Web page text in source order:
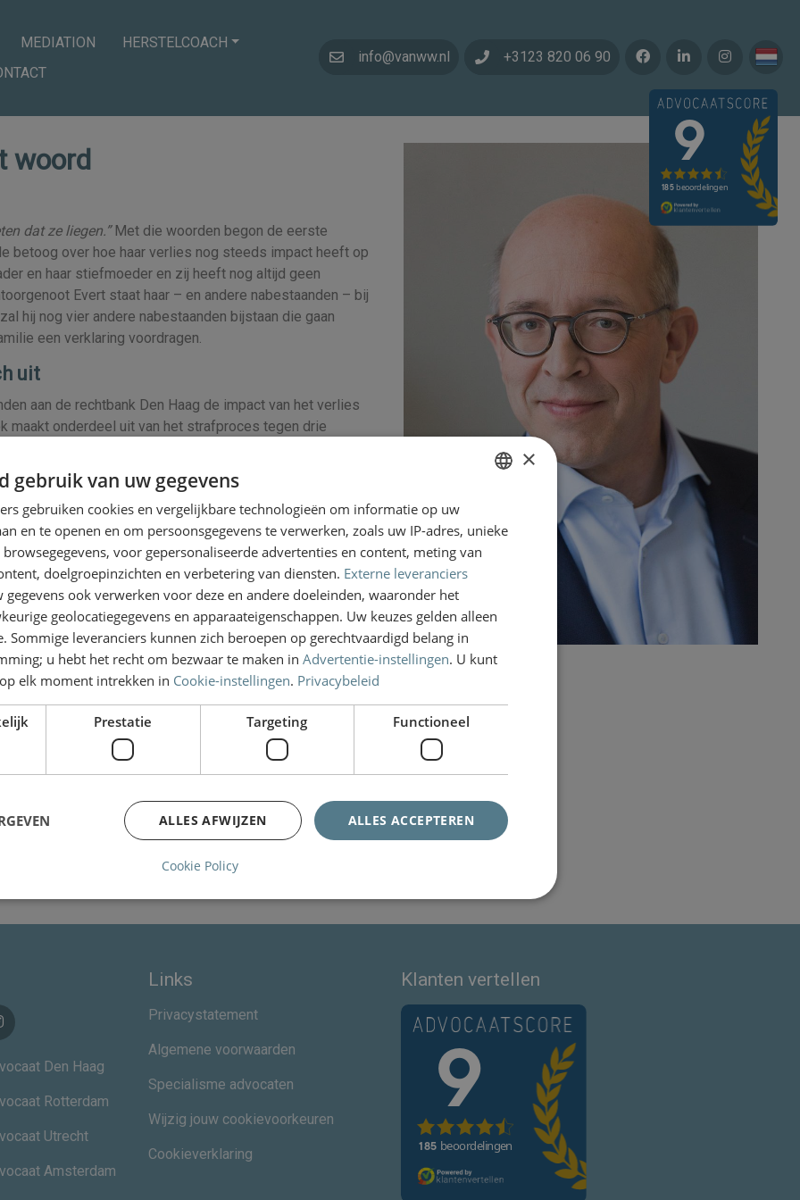
info@vanww.nl +3123 820 06 90
MEDIATION
HERSTELCOACH
woord
dat ze liegen.”Met die woorden begon de eerste
betoog over hoe haar verlies nog steeds impact heeft op
en haar stiefmoeder en zij heeft nog altijd geen
Evert staat haar – en andere nabestaanden – bij
hij nog vier andere nabestaanden bijstaan die gaan
een verklaring voordragen.
uit
aan de rechtbank Den Haag de impact van het verlies
maakt onderdeel uit van het strafproces tegen drie
van de MH17-ramp. Sommige nabestaanden
mogelijk om van tevoren een video boodschap op te
als internationale media hebben ruim aandacht
eerder op zulke grote schaal het spreekrecht werd
en kunnen slachtoffers of hun nabestaanden
terechtzitting. Het spreekrecht beoogt hen te helpen bij
Daarnaast vormt het spreekrecht een procedurele
een prominentere plaats ter zitting te geven.
zal aandacht worden gegeven aan de claims die de
laatste dag voor het spreekrecht gepland. Vervolgens zal
welke straf passend is (
het requisitoir voordragen
zal komen. Niet eerder dan 22 september 2022 zal de
Den Haag
Rotterdam
Utrecht
Amsterdam
Links
Privacystatement
Algemene voorwaarden
Specialisme advocaten
Wijzig jouw cookievoorkeuren
Cookieverklaring
Klanten vertellen
ENGLISH
×
gebruik van uw gegevens
gebruiken cookies en vergelijkbare technologieën om informatie op uw
en te openen en om persoonsgegevens te verwerken, zoals uw IP-adres, unieke
voor gepersonaliseerde advertenties en content, meting van
doelgroepinzichten en verbetering van diensten. Externe leveranciers
gegevens ook verwerken voor deze en andere doeleinden, waaronder het
geolocatiegegevens en apparaateigenschappen. Uw keuzes gelden alleen
Sommige leveranciers kunnen zich beroepen op gerechtvaardigd belang in
u hebt het recht om bezwaar te maken in Advertentie-instellingen. U kunt
elk moment intrekken in Cookie-instellingen. Privacybeleid
Prestatie Targeting Functioneel
ALLES ACCEPTEREN
ALLES AFWIJZEN
Cookie Policy